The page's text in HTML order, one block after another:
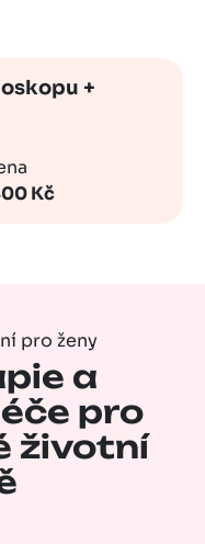
+
Kč
pro ženy
a
pro
životní